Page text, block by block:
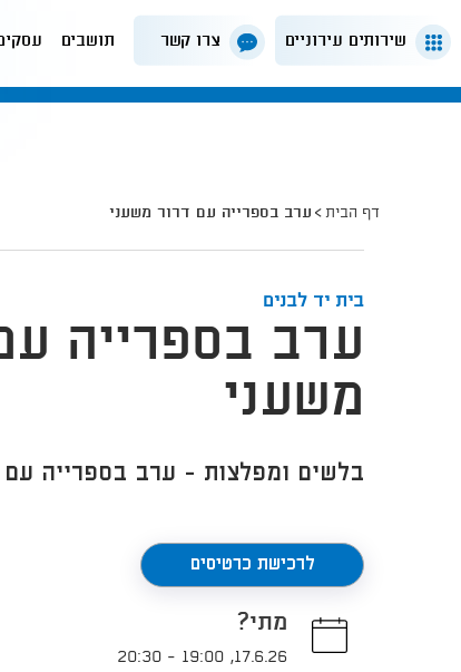
שירותים עירוניים צרו קשר תושבים
דף הבית ערב בספרייה עם דרור משעני
בית יד לבנים
ערב בספרייה
משעני
בלשים ומפלצות - ערב בספרייה עם
לרכישת כרטיסים
מתי?
17.6.26
,
19:00
-
20:30